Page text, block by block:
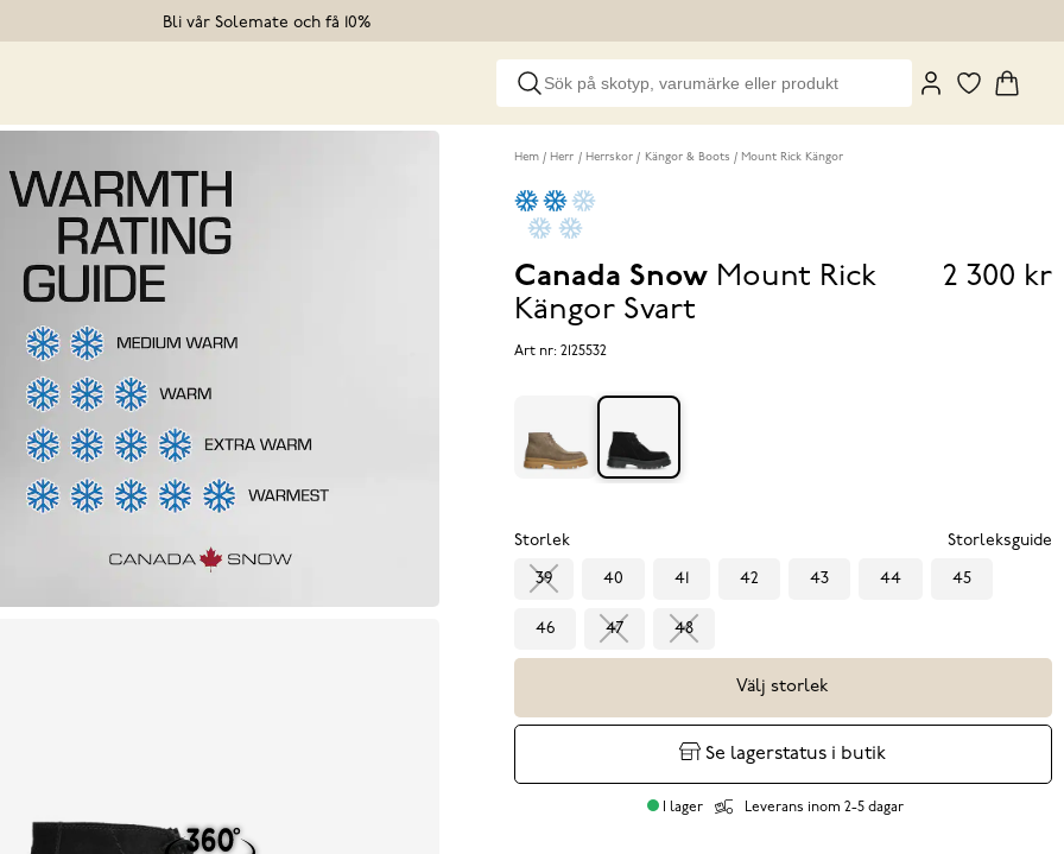
Bli vår Solemate och få 10%
Hem Herr Herrskor Kängor & Boots Mount Rick Kängor
Canada Snow Mount Rick
Kängor Svart
Pris
2 300 kr
Art nr: 2125532
Storlek Storleksguide
39 40 41 42 43 44 45
46 47 48
Välj storlek
Se lagerstatus i butik
I lager Leverans inom 2-5 dagar